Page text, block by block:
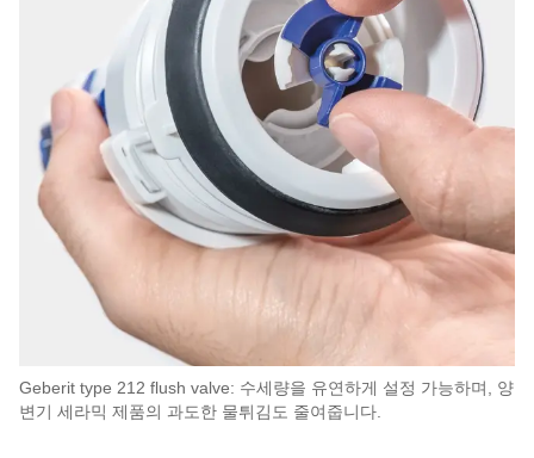
Geberit type 212 flush valve: 수세량을 유연하게 설정 가능하며, 양
변기 세라믹 제품의 과도한 물튀김도 줄여줍니다.